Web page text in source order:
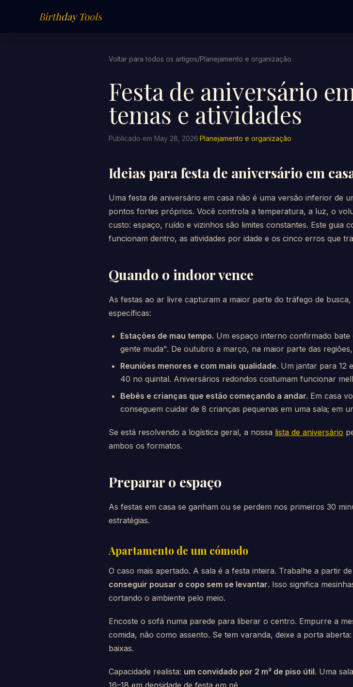
Birthday Tools
Voltar para todos os artigos/Planejamento e organização
Festa de aniversário
temas e atividades
Publicado em May 28, 2026·Planejamento e organização
Ideias para festa de aniversário em
Uma festa de aniversário em casa não é uma versão inferior de
pontos fortes próprios. Você controla a temperatura, a luz, o
custo: espaço, ruído e vizinhos são limites constantes. Este guia
funcionam dentro, as atividades por idade e os cinco erros que
Quando o indoor vence
As festas ao ar livre capturam a maior parte do tráfego de
específicas:
Estações de mau tempo. Um espaço interno confirmado
gente muda". De outubro a março, na maior parte das
Reuniões menores e com mais qualidade. Um jantar para 12
40 no quintal. Aniversários redondos costumam funcionar
Bebês e crianças que estão começando a andar. Em casa
conseguem cuidar de 8 crianças pequenas em uma sala; em
Se está resolvendo a logística geral, a nossa lista de aniversário
ambos os formatos.
Preparar o espaço
As festas em casa se ganham ou se perdem nos primeiros 30
estratégias.
Apartamento de um cómodo
O caso mais apertado. A sala é a festa inteira. Trabalhe a partir
conseguir pousar o copo sem se levantar. Isso significa
cortando o ambiente pelo meio.
Encoste o sofá numa parede para liberar o centro. Empurre a
comida, não como assento. Se tem varanda, deixe a porta
baixas.
Capacidade realista: um convidado por 2 m² de piso útil. Uma
16–18 em densidade de festa em pé.